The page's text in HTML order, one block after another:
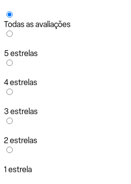
Todas as avaliações
5 estrelas
4 estrelas
3 estrelas
2 estrelas
1 estrela